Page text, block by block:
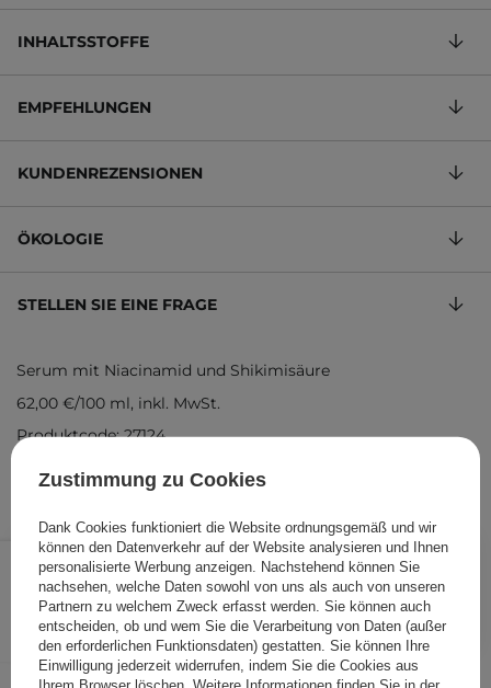
18,60 € /Stk.
IN DEN WARENKORB
INHALTSSTOFFE
EMPFEHLUNGEN
KUNDENREZENSIONEN
ÖKOLOGIE
STELLEN SIE EINE FRAGE
Serum mit Niacinamid und Shikimisäure
62,00 €/100 ml, inkl. MwSt.
Produktcode: 27124
Folgende Produkte wurden von
Zustimmung zu Cookies
Dank Cookies funktioniert die Website ordnungsgemäß und wir
können den Datenverkehr auf der Website analysieren und Ihnen
personalisierte Werbung anzeigen. Nachstehend können Sie
nachsehen, welche Daten sowohl von uns als auch von unseren
Partnern zu welchem Zweck erfasst werden. Sie können auch
entscheiden, ob und wem Sie die Verarbeitung von Daten (außer
den erforderlichen Funktionsdaten) gestatten. Sie können Ihre
Einwilligung jederzeit widerrufen, indem Sie die Cookies aus
Ihrem Browser löschen. Weitere Informationen finden Sie in der